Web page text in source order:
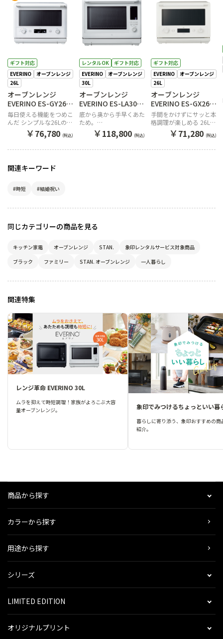
ギフト対応
EVERINO
オーブンレンジ
26L
オーブンレンジ
EVERINO ES-GY26
WA（ホワイト）
毎日使える機能をつめこ
んだ シンプルな26Lのオ
ーブンレンジ EVERINO
￥76,780 (税込)
レンタルOK
ギフト対応
EVERINO
オーブンレンジ
30L
オーブンレンジ
EVERINO ES-LA30
WA（ホワイト）
底から奥から手早くあた
ため。
レンジ革命を起こす30L
のエブリノ
￥118,800 (税込)
ギフト対応
EVERINO
オーブンレンジ
26L
オーブンレンジ
EVERINO ES-GX26
WA（ホワイト）
手間をかけずにサッと本
格調理が楽しめる 26Lの
オーブンレンジ
EVERINO
￥71,280 (税込)
関連キーワード
#時短 #結婚祝い
同じカテゴリーの商品を見る
キッチン家電 オーブンレンジ STAN.
象印レンタルサービス対象商品
ブラック
ファミリー STAN. オーブンレンジ 一人暮らし
関連特集
レンジ革命 EVERINO 30L
ムラを抑えて時短調理！家族がよろこぶ大容
量オーブンレンジ。
象印でみつけるちょっといい暮
暮らしに寄り添う、象印おすすめの商
紹介。
商品から探す
カラーから探す
用途から探す
シリーズ
LIMITED EDITION
オリジナルプリント